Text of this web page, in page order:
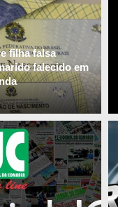
filha falsa
falecido em